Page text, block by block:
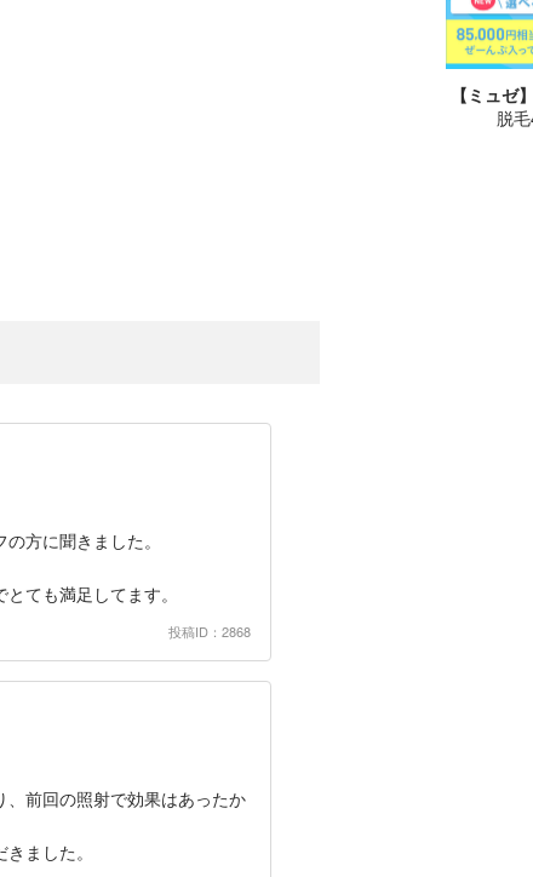
方に聞きました。
ても満足してます。
投稿ID：2868
前回の照射で効果はあったか
ました。
【ミュゼ】
脱